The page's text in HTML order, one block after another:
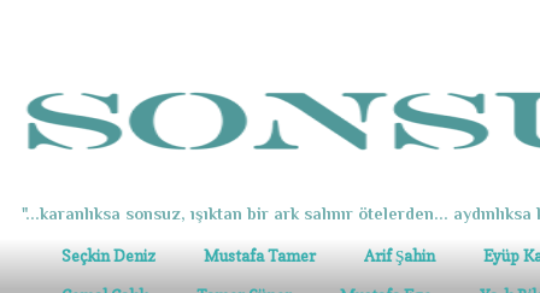
"...karanlıksa sonsuz, ışıktan bir ark salınır ötelerden... aydınlıksa
Seçkin Deniz Mustafa Tamer Arif Şahin Eyüp